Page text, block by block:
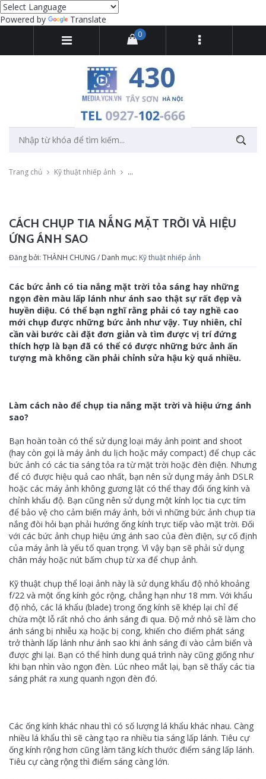
Powered by Translate
0
Trang chủ Kỹ thuật nhiếp ảnh Cách chụp tia nắng mặt trời và hiệu ứng
CÁCH CHỤP TIA NẮNG MẶT TRỜI VÀ HIỆU
ỨNG ÁNH SAO
Đăng bởi: THÀNH CHUNG / Danh mục: Kỹ thuật nhiếp ảnh
Các bức ảnh có tia nắng mặt trời tỏa sáng hay những
ngọn đèn màu lấp lánh như ánh sao thật sự rất đẹp và
huyền diệu. Có thể bạn nghĩ rằng phải có tay nghề cao
mới chụp được những bức ảnh như vậy. Tuy nhiên, chỉ
cần vài bước cài đặt đơn giản và tìm được vị trí đứng
thích hợp là bạn đã có thể có được những bức ảnh ấn
tượng mà không cần phải chỉnh sửa hậu kỳ quá nhiều.
Làm cách nào để chụp tia nắng mặt trời và hiệu ứng ánh
sao?
Bạn hoàn toàn có thể sử dụng loại máy ảnh point and shoot
(hay còn gọi là máy ảnh du lịch hoặc máy compact) để chụp các
bức ảnh có các tia sáng tỏa ra từ mặt trời hoặc đèn điện. Nhưng
để có được hiệu quả cao nhất, bạn nên sử dụng máy ảnh DSLR
hoặc các máy ảnh không gương lật có thể thay đổi ống kính và
chỉnh khẩu độ. Bạn cũng nên sử dụng một kính lọc tia cực tím
để bảo vệ cho cảm biến máy ảnh, bởi vì những bức ảnh chụp tia
nắng đòi hỏi bạn phải hướng ống kính trực tiếp vào mặt trời. Đối
với các bức ảnh chụp hiệu ứng ánh sao của đèn điện, sự cố định
của máy ảnh là yếu tố quan trọng. Vì vậy bạn sẽ phải sử dụng
chân máy hoặc nút bấm chụp từ xa để chụp ảnh.
Kỹ thuật chụp thể loại ảnh này là sử dụng khẩu độ nhỏ khoảng
f/22 và một ống kính góc rộng, chẳng hạn như 18 mm. Với khẩu
độ nhỏ, các lá khẩu (blade) trong ống kính sẽ khép lại chỉ để
chừa một lỗ rất nhỏ cho ánh sáng đi qua. Độ mở nhỏ sẽ làm cho
ánh sáng bị nhiễu xạ hoặc bị cong, khiến cho điểm phát sáng
trở thành lấp lánh như ánh sao khi ánh sáng đi vào cảm biến và
được ghi lại. Bạn có thể hình dung quá trình này cũng giống như
khi bạn nhìn vào ngọn đèn. Lúc nheo mắt lại, bạn sẽ thấy các tia
sáng phát ra xung quanh ngọn đèn đó.
Các ống kính khác nhau thì có số lượng lá khẩu khác nhau. Càng
nhiều lá khẩu thì sẽ càng tạo ra nhiều tia sáng lấp lánh. Tiêu cự
ống kính rộng hơn cũng làm tăng kích thước điểm sáng lấp lánh.
Tiêu cự càng rộng thì điểm sáng càng lớn.